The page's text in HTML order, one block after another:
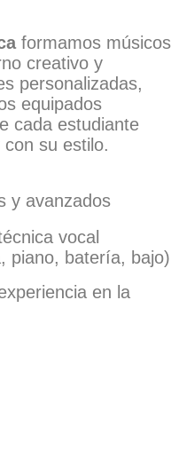
formamos músicos
creativo y
personalizadas,
equipados
cada estudiante
su estilo.
y avanzados
vocal
piano, batería, bajo)
en la